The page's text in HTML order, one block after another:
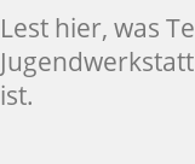
Lest hier, was
ist.